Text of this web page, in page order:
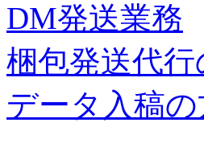
DM発送業務
梱包発送代行
データ入稿